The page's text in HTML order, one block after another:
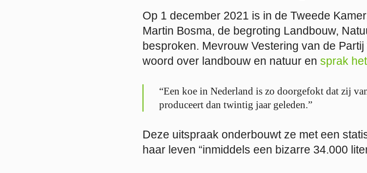
Op 1 december 2021 is in de Tweede
Martin Bosma, de begroting Landbouw,
besproken. Mevrouw Vestering van de
woord over landbouw en natuur en sprak
“Een koe in Nederland is zo doorgefokt dat zij
produceert dan twintig jaar geleden.”
Deze uitspraak onderbouwt ze met een
haar leven “inmiddels een bizarre 34.000